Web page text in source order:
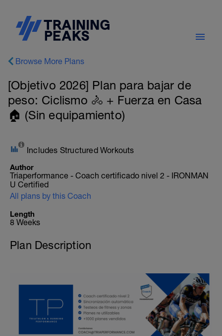
Browse More Plans
[Objetivo 2026] Plan para bajar de
peso: Ciclismo 🚴 + Fuerza en Casa
🏠 (Sin equipamiento)
Includes Structured Workouts
Author
Triaperformance - Coach certificado nivel 2 - IRONMAN
U Certified
All plans by this Coach
Length
8 Weeks
Plan Description